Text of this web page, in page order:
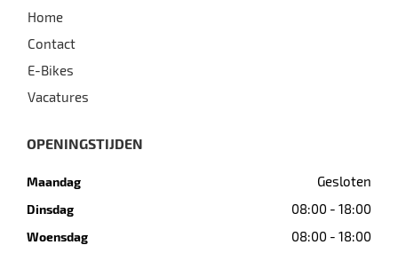
Home
Contact
E-Bikes
Vacatures
OPENINGSTIJDEN
Maandag Gesloten
Dinsdag 08:00 - 18:00
Woensdag 08:00 - 18:00